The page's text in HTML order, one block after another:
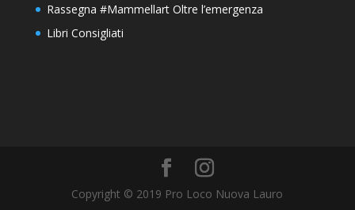
Rassegna #Mammellart Oltre l’emergenza
Libri Consigliati
Copyright © 2019 Pro Loco Nuova Lauro